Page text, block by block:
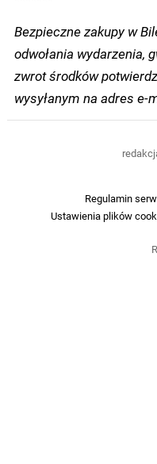
Bezpieczne zakupy w
odwołania wydarzenia,
zwrot środków
wysyłanym na adres e-
Regulamin
Ustawienia plików